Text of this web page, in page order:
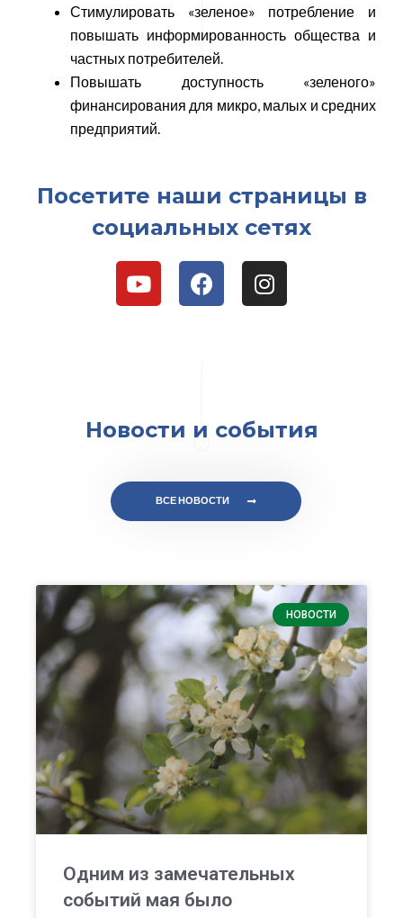
Стимулировать «зеленое» потребление и
повышать информированность общества и
частных потребителей.
Повышать доступность «зеленого»
финансирования для микро, малых и средних
предприятий.
Посетите наши страницы в
социальных сетях
Новости и события
ВСЕ НОВОСТИ
НОВОСТИ
Одним из замечательных
событий мая было